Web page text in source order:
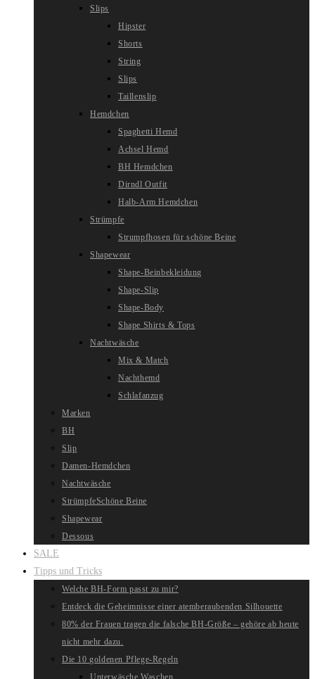
Slips
Hipster
Shorts
String
Slips
Taillenslip
Hemdchen
Spaghetti Hemd
Achsel Hemd
BH Hemdchen
Dirndl Outfit
Halb-Arm Hemdchen
Strümpfe
Strumpfhosen für schöne Beine
Shapewear
Shape-Beinbekleidung
Shape-Slip
Shape-Body
Shape Shirts & Tops
Nachtwäsche
Mix & Match
Nachthemd
Schlafanzug
Marken
BH
Slip
Damen-Hemdchen
Nachtwäsche
StrümpfeSchöne Beine
Shapewear
Dessous
SALE
Tipps und Tricks
Welche BH-Form passt zu mir?
Entdeck die Geheimnisse einer atemberaubenden Silhouette
80% der Frauen tragen die falsche BH-Größe – gehöre ab heute
nicht mehr dazu.
Die 10 goldenen Pflege-Regeln
Unterwäsche Waschen